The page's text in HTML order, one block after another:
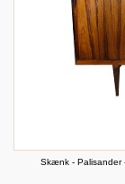
Skænk - Palisander